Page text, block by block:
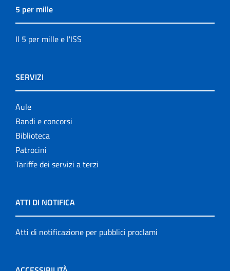
5 per mille
Il 5 per mille e l'ISS
SERVIZI
Aule
Bandi e concorsi
Biblioteca
Patrocini
Tariffe dei servizi a terzi
ATTI DI NOTIFICA
Atti di notificazione per pubblici proclami